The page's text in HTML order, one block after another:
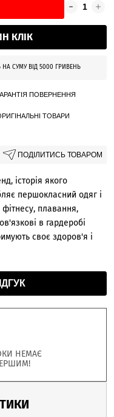
КЛІК
СУМУ ВІД 5000 ГРИВЕНЬ
ПОВЕРНЕННЯ
ТОВАРИ
ПОДІЛИТИСЬ ТОВАРОМ
історія якого
першокласний одяг і
фітнесу, плавання,
в гардеробі
своє здоров'я і
НЕМАЄ